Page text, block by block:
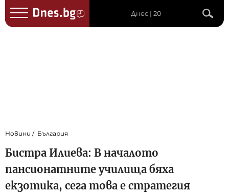
Днес | 20
Новини България
Бистра Илиева: В началото
пансионатните училища бяха
екзотика, сега това е стратегия